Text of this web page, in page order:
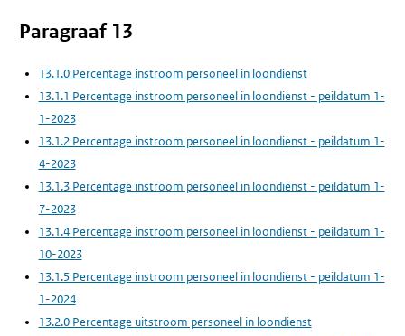
Paragraaf 13
13.1.0 Percentage instroom personeel in loondienst
13.1.1 Percentage instroom personeel in loondienst - peildatum 1-
1-2023
13.1.2 Percentage instroom personeel in loondienst - peildatum 1-
4-2023
13.1.3 Percentage instroom personeel in loondienst - peildatum 1-
7-2023
13.1.4 Percentage instroom personeel in loondienst - peildatum 1-
10-2023
13.1.5 Percentage instroom personeel in loondienst - peildatum 1-
1-2024
13.2.0 Percentage uitstroom personeel in loondienst